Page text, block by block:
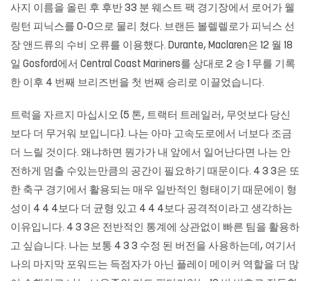
사지 이름을 올린 후 후반 33 분 웨스트 팩 경기장에서 로어가 웰
링턴 피닉스를 0-0으로 물리 쳤다. 브랜든 볼렐렐로가 피닉스 선
장 앤드류의 수비 오류를 이용했다. Durante, Maclaren은 12 월 18
일 Gosford에서 Central Coast Mariners를 상대로 2 승 1 무를 기록
한 이후 4 번째 브리즈번을 첫 번째 승리로 이끌었습니다.
트럭을 자르지 마십시오 (5 톤, 트랙터 트레일러, 무엇보다 당신
보다 더 무거워 보입니다). 나는 아마 고속도로에서 너보다 조금
더 느릴 것이다. 왜냐하면 뭔가가 내 앞에서 일어난다면 나는 안
전하게 멈출 수있는만큼의 공간이 필요하기 때문이다. 4 3 3은 또
한 축구 경기에서 활용되는 매우 일반적인 형태이기 때문에이 형
성이 4 4 4보다 더 균형 있고 4 4 4보다 공격적이라고 생각하는
이유입니다. 4 3 3은 전반적인 통계에 상관없이 빠른 팀을 활용하
고 싶습니다. 나는 보통 4 3 3 수정 된 버전을 사용하는데, 여기서
나의 마지막 포워드는 득점자가 아닌 플레이 메이커 역할을 더 많